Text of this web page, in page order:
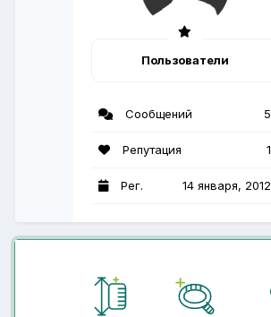
Пользователи
Сообщений 5
Репутация 1
Рег. 14 января, 2012